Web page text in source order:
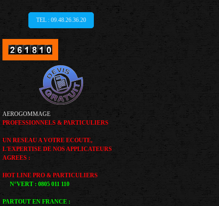
TEL : 09.48.26.36.20
AEROGOMMAGE
PROFESSIONNELS & PARTICULIERS
UN RESEAU A VOTRE ECOUTE,
L'EXPERTISE DE NOS APPLICATEURS
AGREES :
HOT LINE PRO & PARTICULIERS
N°VERT : 0805 011 110
PARTOUT EN FRANCE :